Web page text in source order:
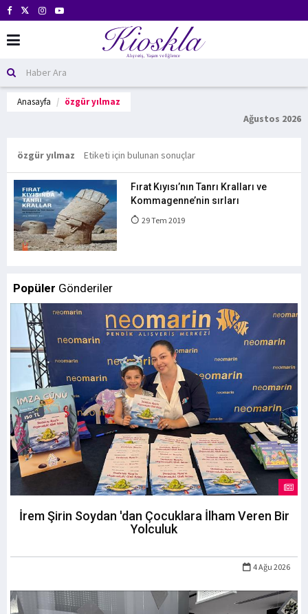
Anasayfa özgür yılmaz
Ağustos 2026
özgür yılmaz Etiketi için bulunan sonuçlar
Fırat Kıyısı’nın Tanrı Kralları ve
Kommagenne’nin sırları
29 Tem 2019
Popüler Gönderiler
İrem Şirin Soydan 'dan Çocuklara İlham Veren Bir
Yolculuk
4 Ağu 2026